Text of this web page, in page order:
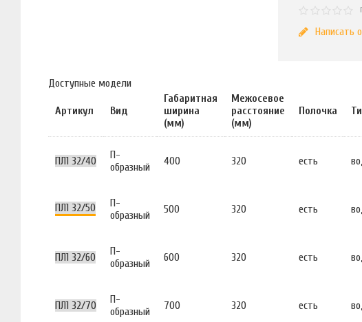
Написать
Доступные модели
Артикул Вид
Габаритная
ширина
(мм)
Межосевое
расстояние
(мм)
Полочка
ПЛ1 32/40
П-
образный
400 320 есть
ПЛ1 32/50
П-
образный
500 320 есть
ПЛ1 32/60
П-
образный
600 320 есть
ПЛ1 32/70
П-
образный
700 320 есть